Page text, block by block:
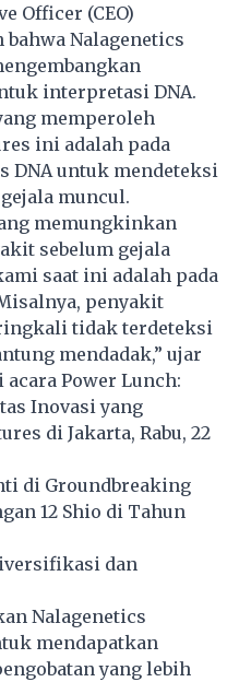
Officer (CEO)
Nalagenetics
interpretasi DNA.
memperoleh
ini adalah pada
DNA untuk mendeteksi
muncul.
memungkinkan
sebelum gejala
saat ini adalah pada
penyakit
tidak terdeteksi
mendadak,” ujar
acara Power Lunch:
Inovasi yang
di Jakarta, Rabu, 22
di Groundbreaking
12 Shio di Tahun
dan
Nalagenetics
mendapatkan
yang lebih